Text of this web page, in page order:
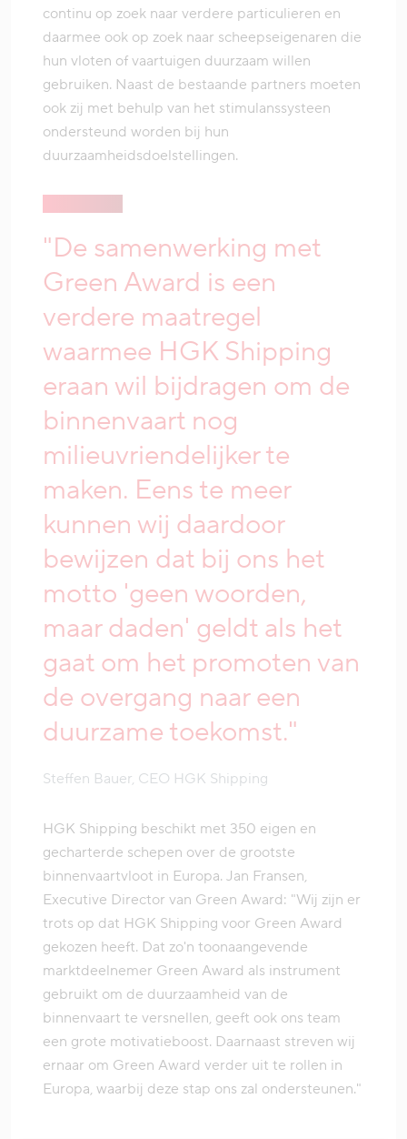
continu op zoek naar verdere particulieren en
daarmee ook op zoek naar scheepseigenaren die
hun vloten of vaartuigen duurzaam willen
gebruiken. Naast de bestaande partners moeten
ook zij met behulp van het stimulanssysteen
ondersteund worden bij hun
duurzaamheidsdoelstellingen.
"De samenwerking met
Green Award is een
verdere maatregel
waarmee HGK Shipping
eraan wil bijdragen om de
binnenvaart nog
milieuvriendelijker te
maken. Eens te meer
kunnen wij daardoor
bewijzen dat bij ons het
motto 'geen woorden,
maar daden' geldt als het
gaat om het promoten van
de overgang naar een
duurzame toekomst."
Steffen Bauer, CEO HGK Shipping
HGK Shipping beschikt met 350 eigen en
gecharterde schepen over de grootste
binnenvaartvloot in Europa. Jan Fransen,
Executive Director van Green Award: "Wij zijn er
trots op dat HGK Shipping voor Green Award
gekozen heeft. Dat zo'n toonaangevende
marktdeelnemer Green Award als instrument
gebruikt om de duurzaamheid van de
binnenvaart te versnellen, geeft ook ons team
een grote motivatieboost. Daarnaast streven wij
ernaar om Green Award verder uit te rollen in
Europa, waarbij deze stap ons zal ondersteunen."